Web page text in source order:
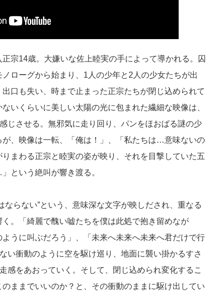
宗14歳。大嫌いな佐上睦実の手によって導かれる。囚
ローグから始まり、1人の少年と2人の少女たちが出
口も失い、時まで止まった正宗たちが閉じ込められて
いくらいに美しい太陽の光に包まれた繊細な映像は、
じさせる。無邪気に走り回り、パンをほおばる謎の少
、映像は一転、「俺は！」、「私たちは…意味ないの
まわる正宗と睦実の姿が映り、それを目撃していた五
という絶叫が響き渡る。
ならない”という、意味深な文字が映しだされ、重なる
。「綺麗で醜い嘘たちを僕は此処で抱き留めなが
うに叫ぶだろう」、「未来へ未来へ未来へ君だけで行
い衝動のように空を駆け巡り、地面に襲い掛かるすさ
感をあおっていく。そして、閉じ込められ変化するこ
ままでいいのか？と、その衝動のままに駆け出してい